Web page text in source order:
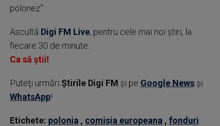
polonez”.
Ascultă Digi FM Live, pentru cele mai noi știri, la
fiecare 30 de minute.
Ca să știi!
Puteţi urmări Știrile Digi FM şi pe Google News şi
WhatsApp!
Etichete: polonia , comisia europeana , fonduri